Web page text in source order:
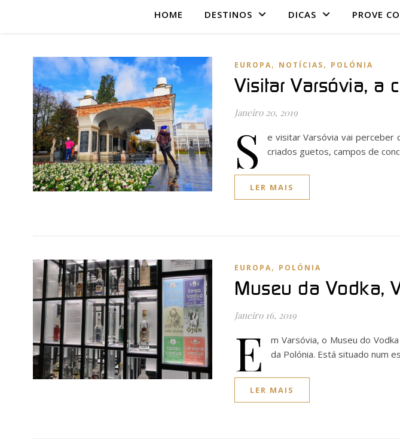
HOME DESTINOS DICAS PROVE
EUROPA, NOTÍCIAS, POLÓNIA
Visitar Varsóvia, a
Janeiro 20, 2019
S
e visitar Varsóvia vai perceber
criados guetos, campos de
LER MAIS
EUROPA, POLÓNIA
Museu da Vodka,
Janeiro 16, 2019
E
m Varsóvia, o Museu do
da Polónia. Está situado num
LER MAIS